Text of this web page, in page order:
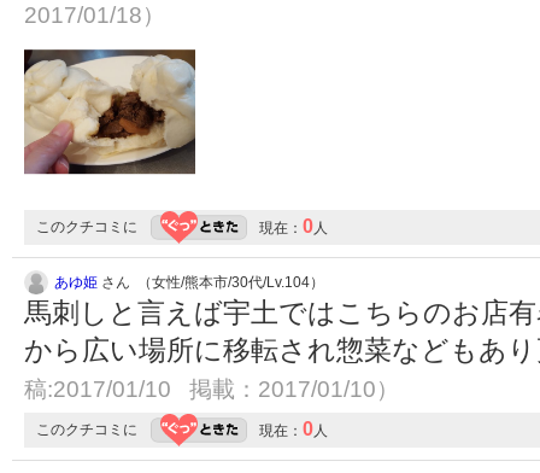
2017/01/18）
このクチコミに 現在： 0 人
あゆ姫 さん （女性/熊本市/30代/Lv.104）
馬刺しと言えば宇土ではこちらのお店
から広い場所に移転され惣菜などもあ
稿:2017/01/10 掲載：2017/01/10）
このクチコミに 現在： 0 人